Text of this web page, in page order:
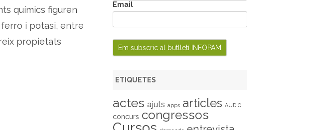
químics figuren
ferro i potasi, entre
propietats
Email
ETIQUETES
actes ajuts apps articles AUDIO
concurs congressos